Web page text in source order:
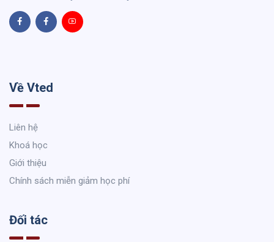
Về Vted
Liên hệ
Khoá học
Giới thiệu
Chính sách miễn giảm học phí
Đối tác